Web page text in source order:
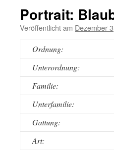
Portrait:
Veröffentlicht am Dezember
Ordnung:
Unterordnung:
Familie:
Unterfamilie:
Gattung:
Art: